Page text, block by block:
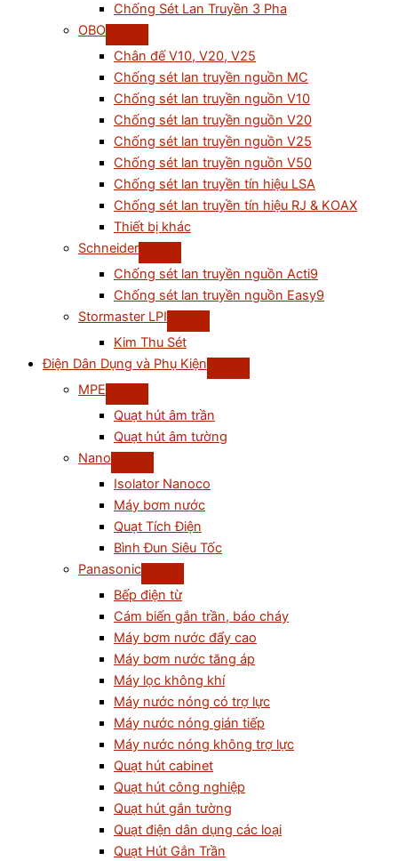
Chống Sét Lan Truyền 3 Pha
OBO
Chân đế V10, V20, V25
Chống sét lan truyền nguồn MC
Chống sét lan truyền nguồn V10
Chống sét lan truyền nguồn V20
Chống sét lan truyền nguồn V25
Chống sét lan truyền nguồn V50
Chống sét lan truyền tín hiệu LSA
Chống sét lan truyền tín hiệu RJ & KOAX
Thiết bị khác
Schneider
Chống sét lan truyền nguồn Acti9
Chống sét lan truyền nguồn Easy9
Stormaster LPI
Kim Thu Sét
Điện Dân Dụng và Phụ Kiện
MPE
Quạt hút âm trần
Quạt hút âm tường
Nano
Isolator Nanoco
Máy bơm nước
Quạt Tích Điện
Bình Đun Siêu Tốc
Panasonic
Bếp điện từ
Cám biến gắn trần, báo cháy
Máy bơm nước đẩy cao
Máy bơm nước tăng áp
Máy lọc không khí
Máy nước nóng có trợ lực
Máy nước nóng gián tiếp
Máy nước nóng không trợ lực
Quạt hút cabinet
Quạt hút công nghiệp
Quạt hút gắn tường
Quạt điện dân dụng các loại
Quạt Hút Gắn Trần